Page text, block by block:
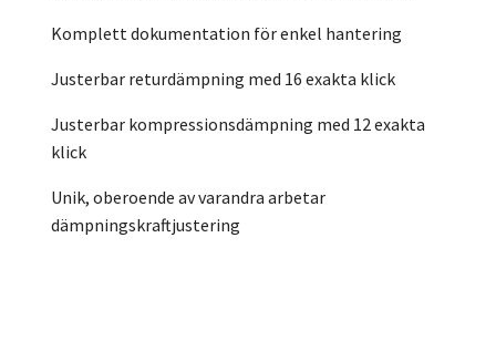
Komplett dokumentation för enkel hantering
Justerbar returdämpning med 16 exakta klick
Justerbar kompressionsdämpning med 12 exakta
klick
Unik, oberoende av varandra arbetar
dämpningskraftjustering